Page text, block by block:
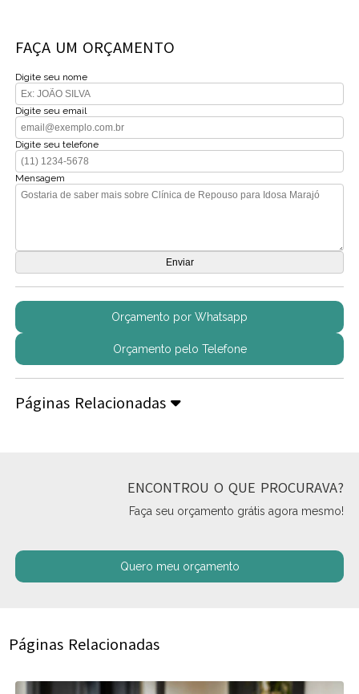
FAÇA UM ORÇAMENTO
Digite seu nome
Digite seu email
Digite seu telefone
Mensagem
Orçamento por Whatsapp
Orçamento pelo Telefone
Páginas Relacionadas
ENCONTROU O QUE PROCURAVA?
Faça seu orçamento grátis agora mesmo!
Quero meu orçamento
Páginas Relacionadas